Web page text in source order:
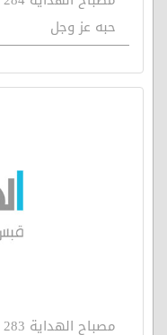
حبه عز وجل